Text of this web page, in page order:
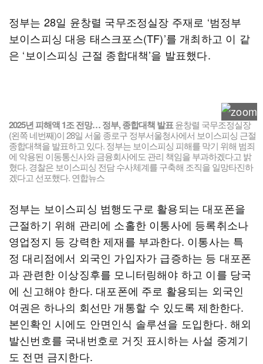
정부는 28일 윤창렬 국무조정실장 주재로 ‘범정부
보이스피싱 대응 태스크포스(TF)’를 개최하고 이 같
은 ‘보이스피싱 근절 종합대책’을 발표했다.
2025년 피해액 1조 전망… 정부, 종합대책 발표윤창렬 국무조정실장
(왼쪽 네번째)이 28일 서울 종로구 정부서울청사에서 보이스피싱 근절
종합대책을 발표하고 있다. 정부는 보이스피싱 피해를 막기 위해 범죄
에 악용된 이동통신사와 금융회사에도 관리 책임을 부과하겠다고 밝
혔다. 경찰은 보이스피싱 전담 수사체계를 구축해 조직을 일망타진하
겠다고 선포했다. 연합뉴스
정부는 보이스피싱 범행도구로 활용되는 대포폰을
근절하기 위해 관리에 소홀한 이통사에 등록취소나
영업정지 등 강력한 제재를 부과한다. 이통사는 특
정 대리점에서 외국인 가입자가 급증하는 등 대포폰
과 관련한 이상징후를 모니터링해야 하고 이를 당국
에 신고해야 한다. 대포폰에 주로 활용되는 외국인
여권은 하나의 회선만 개통할 수 있도록 제한한다.
본인확인 시에도 안면인식 솔루션을 도입한다. 해외
발신번호를 국내번호로 거짓 표시하는 사설 중계기
도 전면 금지한다.